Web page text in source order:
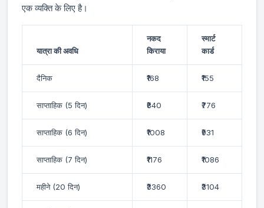
एक व्यक्ति के लिए है।
यात्रा की अवधि
नकद
किराया
स्मार्ट
कार्ड
दैनिक ₹168 ₹155
साप्ताहिक (5 दिन) ₹840 ₹776
साप्ताहिक (6 दिन) ₹1008 ₹931
साप्ताहिक (7 दिन) ₹1176 ₹1086
महीने (20 दिन) ₹3360 ₹3104